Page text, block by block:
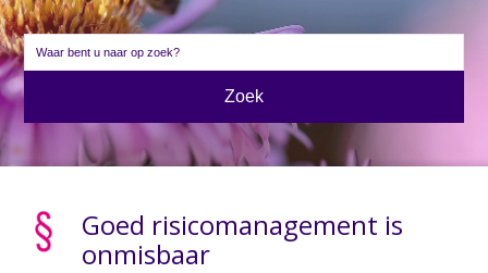
Goed risicomanagement is
onmisbaar